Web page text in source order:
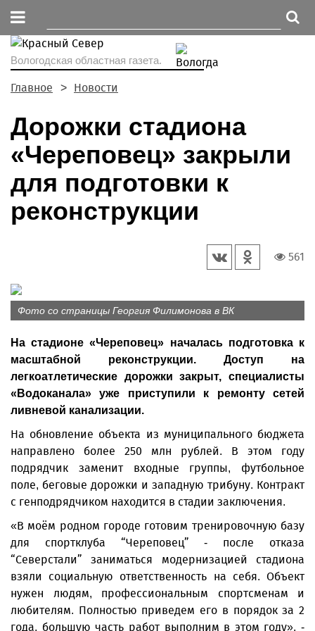
Вологодская областная газета.
Главное Новости
Дорожки стадиона
«Череповец» закрыли
для подготовки к
реконструкции
561
Фото со страницы Георгия Филимонова в ВК
На стадионе «Череповец» началась подготовка к
масштабной реконструкции. Доступ на
легкоатлетические дорожки закрыт, специалисты
«Водоканала» уже приступили к ремонту сетей
ливневой канализации.
На обновление объекта из муниципального бюджета
направлено более 250 млн рублей. В этом году
подрядчик заменит входные группы, футбольное
поле, беговые дорожки и западную трибуну. Контракт
с генподрядчиком находится в стадии заключения.
«В моём родном городе готовим тренировочную базу
для спортклуба “Череповец” - после отказа
“Северстали” заниматься модернизацией стадиона
взяли социальную ответственность на себя. Объект
нужен людям, профессиональным спортсменам и
любителям. Полностью приведем его в порядок за 2
года, большую часть работ выполним в этом году», -